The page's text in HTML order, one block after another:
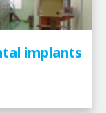
implants